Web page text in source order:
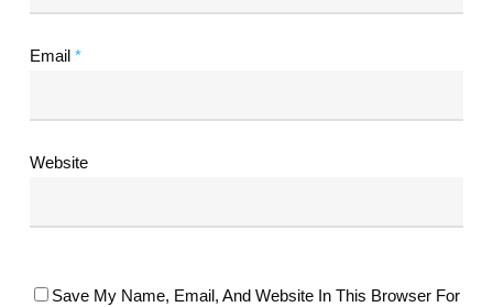
Email *
Website
Save My Name, Email, And Website In This Browser For